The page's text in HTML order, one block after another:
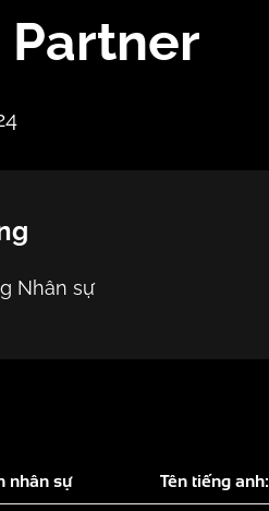
Partner
Nhân sự
nhân sự Tên tiếng anh: